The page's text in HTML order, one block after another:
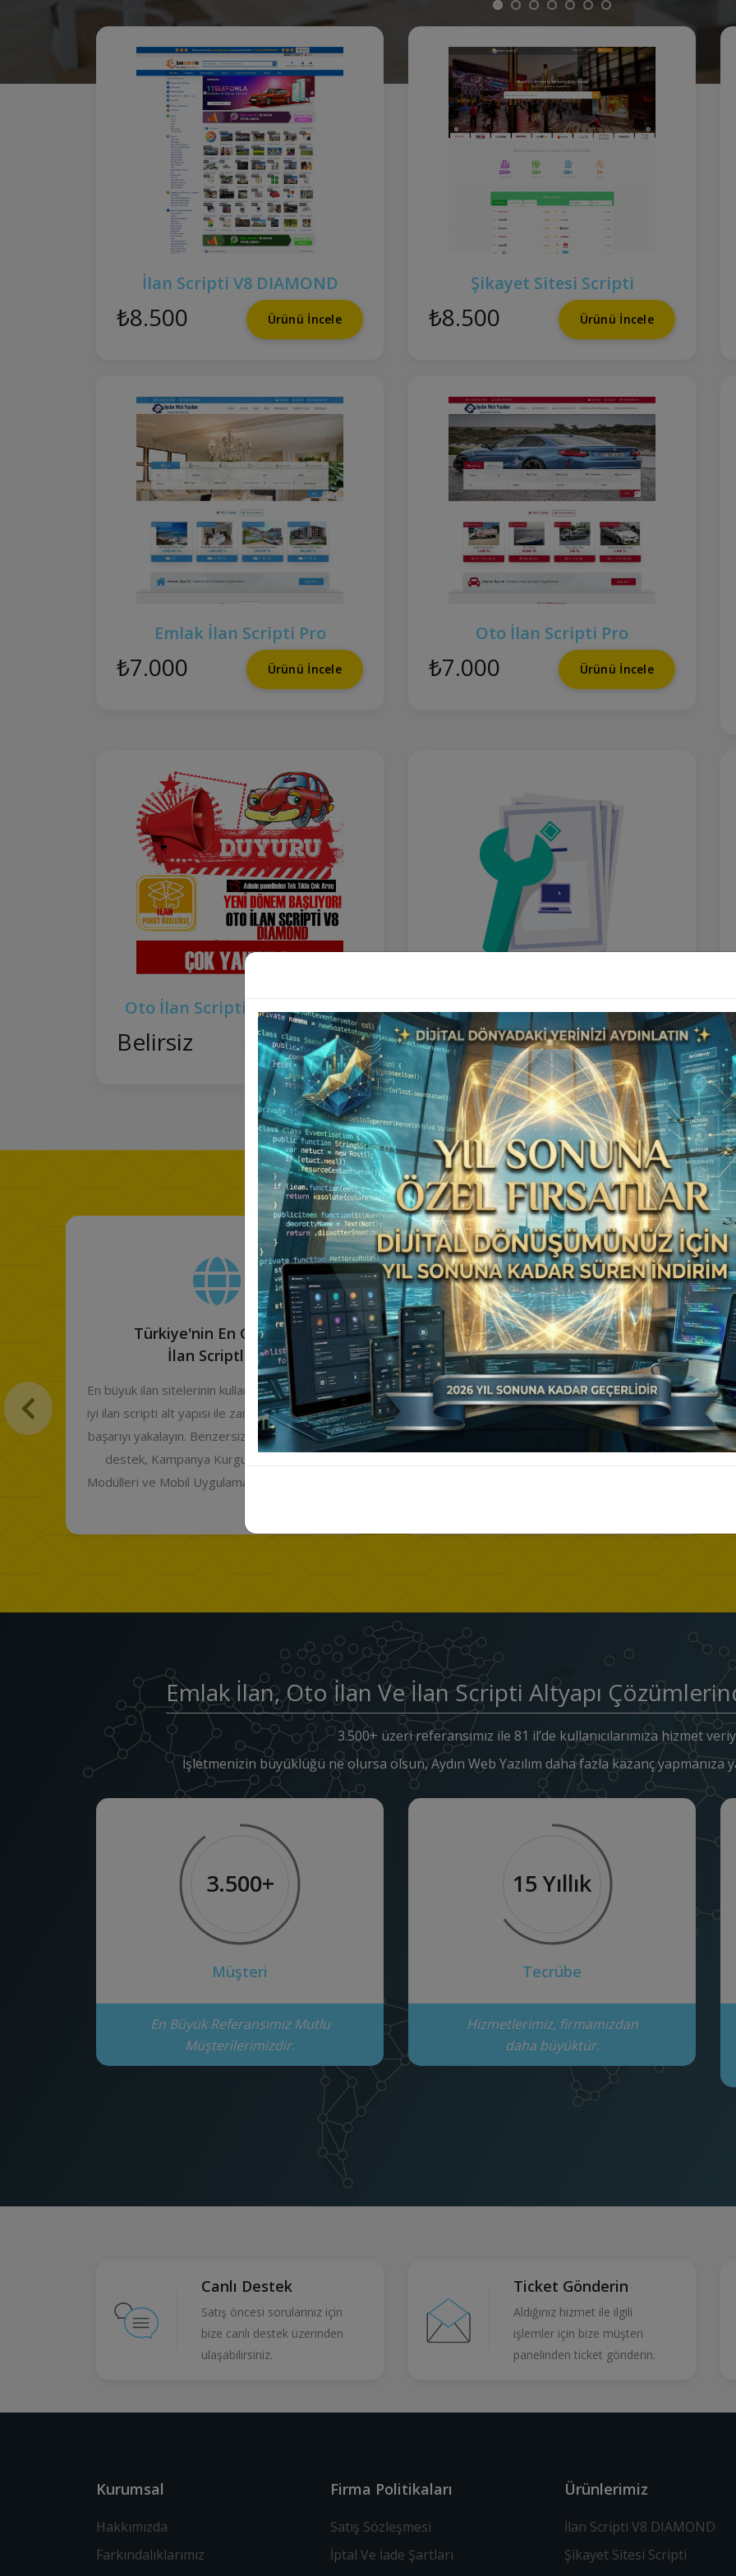
İlan Scripti V8 DIAMOND
₺8.500 Ürünü İncele
Şikayet Sitesi Scripti
₺8.500 Ürünü İncele
Emlak İlan Scripti Pro
₺7.000 Ürünü İncele
Oto İlan Scripti Pro
₺7.000 Ürünü İncele
Oto İlan Scripti V8 DIAMOND
Belirsiz Ürünü İncele
Ek Alan Adı Lisansı
₺7.000 Ürünü İncele
Size Özel Profesyonel
Şikayet Scripti!
Güçlü ve güvenilir bir Şikayet Scripti için gerekli
olan herşey Aydın Web Yazılım Şikayet Scripti
yazılımında. Şimdi mobil uyumlu, yeni
teknolojiler ile sürekli güncellenen bir Şikayet
Scripti sistemi sahibi olun.
Yönetim Sisteminize
Profesyonel Bir Dokunuş!
Firmanızın tüm ihtiyaçlarını karşılayacak, size
özel çözümler için size özel ürünlerimizle
tanışın. Modüler yapıdaki çözümlerimiz ve daha
Emlak İlan, Oto İlan Ve İlan Scripti Altyapı
3.500+ üzeri referansımız ile 81 il’de kullanıcılarımıza hizmet
İşletmenizin büyüklüğü ne olursa olsun, Aydın Web Yazılım daha fazla kazanç yapmanıza
3.500+
Müşteri
En Büyük Referansımız Mutlu
Müşterilerimizdir.
15 Yıllık
Tecrübe
Hizmetlerimiz, firmamızdan
daha büyüktür.
Canlı Destek
Satış öncesi sorularınız için
bize canlı destek üzerinden
ulaşabilirsiniz.
Ticket Gönderin
Aldığınız hizmet ile ilgili
işlemler için bize müşteri
panelinden ticket gönderin.
Kurumsal
Hakkımızda
Farkındalıklarımız
Firma Politikaları
Satış Sözleşmesi
İptal Ve İade Şartları
Ürünlerimiz
İlan Scripti V8 DIAMOND
Şikayet Sitesi Scripti